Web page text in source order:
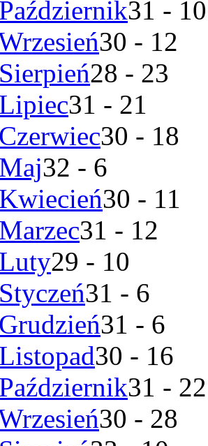
31 - 10
30 - 12
28 - 23
31 - 21
30 - 18
32 - 6
30 - 11
31 - 12
29 - 10
31 - 6
31 - 6
30 - 16
31 - 22
30 - 28